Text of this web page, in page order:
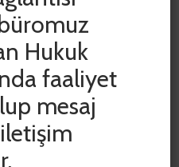
KAYIPLARININ
SÜRELER
15 HAZİRAN 2020
KİRA
Hukuk
faaliyet
mesaj